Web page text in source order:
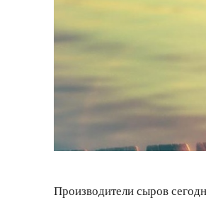
Производители сыров